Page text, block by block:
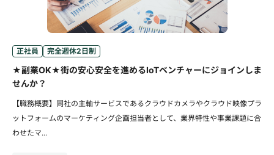
正社員 完全週休2日制
★副業OK★街の安心安全を進めるIoTベンチャーにジョインしま
せんか？
【職務概要】同社の主軸サービスであるクラウドカメラやクラウド映像プラ
ットフォームのマーケティング企画担当者として、業界特性や事業課題に合
わせたマ...